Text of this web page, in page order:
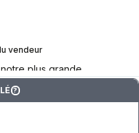
vendeur
plus grande
?